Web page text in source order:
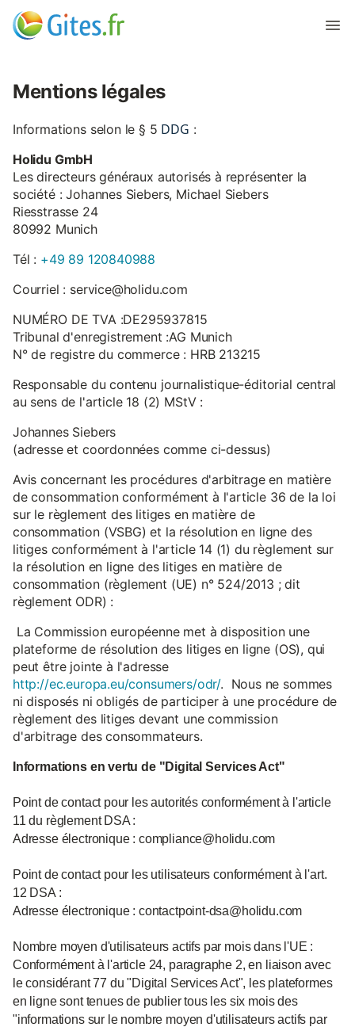
Mentions légales
Informations selon le § 5 DDG :
Holidu GmbH
Les directeurs généraux autorisés à représenter la
société : Johannes Siebers, Michael Siebers
Riesstrasse 24
80992 Munich
Tél : +49 89 120840988
Courriel : service@holidu.com
NUMÉRO DE TVA :DE295937815
Tribunal d'enregistrement :AG Munich
N° de registre du commerce : HRB 213215
Responsable du contenu journalistique-éditorial central
au sens de l'article 18 (2) MStV :
Johannes Siebers
(adresse et coordonnées comme ci-dessus)
Avis concernant les procédures d'arbitrage en matière
de consommation conformément à l'article 36 de la loi
sur le règlement des litiges en matière de
consommation (VSBG) et la résolution en ligne des
litiges conformément à l'article 14 (1) du règlement sur
la résolution en ligne des litiges en matière de
consommation (règlement (UE) n° 524/2013 ; dit
règlement ODR) :
La Commission européenne met à disposition une
plateforme de résolution des litiges en ligne (OS), qui
peut être jointe à l'adresse
http://ec.europa.eu/consumers/odr/. Nous ne sommes
ni disposés ni obligés de participer à une procédure de
règlement des litiges devant une commission
d'arbitrage des consommateurs.
Informations en vertu de "Digital Services Act"
Point de contact pour les autorités conformément à l'article
11 du règlement DSA :
Adresse électronique : compliance@holidu.com
Point de contact pour les utilisateurs conformément à l'art.
12 DSA :
Adresse électronique : contactpoint-dsa@holidu.com
Nombre moyen d'utilisateurs actifs par mois dans l'UE :
Conformément à l'article 24, paragraphe 2, en liaison avec
le considérant 77 du "Digital Services Act", les plateformes
en ligne sont tenues de publier tous les six mois des
"informations sur le nombre moyen d'utilisateurs actifs par